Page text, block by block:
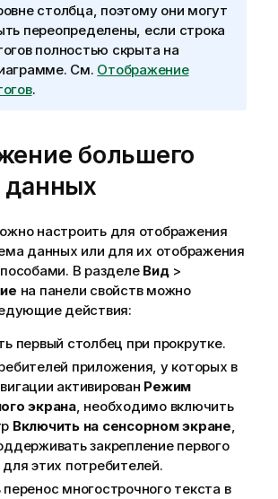
столбца, поэтому они могут
переопределены, если строка
полностью скрыта на
См. Отображение
.
большего
настроить для отображения
данных или для их отображения
В разделе Вид>
на панели свойств можно
действия:
первый столбец при прокрутке.
приложения, у которых в
активирован Режим
экрана, необходимо включить
Включить на сенсорном экране,
закрепление первого
этих потребителей.
многострочного текста в